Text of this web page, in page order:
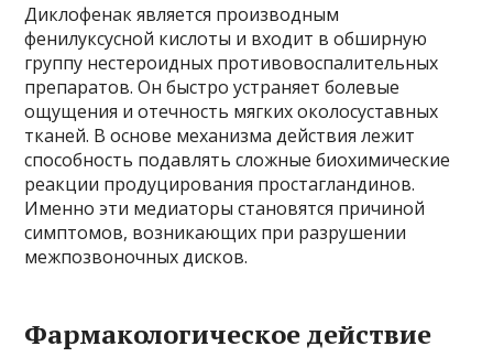
Диклофенак является производным
фенилуксусной кислоты и входит в обширную
группу нестероидных противовоспалительных
препаратов. Он быстро устраняет болевые
ощущения и отечность мягких околосуставных
тканей. В основе механизма действия лежит
способность подавлять сложные биохимические
реакции продуцирования простагландинов.
Именно эти медиаторы становятся причиной
симптомов, возникающих при разрушении
межпозвоночных дисков.
Фармакологическое действие